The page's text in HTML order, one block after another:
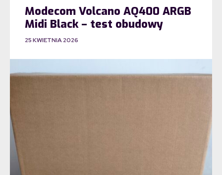
Modecom Volcano AQ400 ARGB
Midi Black – test obudowy
25 KWIETNIA 2026